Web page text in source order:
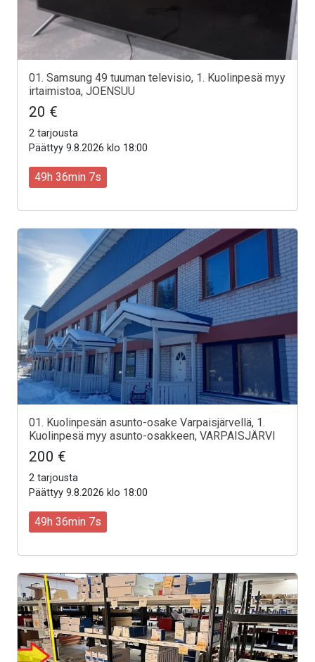
01. Samsung 49 tuuman televisio, 1. Kuolinpesä myy
irtaimistoa, JOENSUU
20 €
2 tarjousta
Päättyy 9.8.2026 klo 18:00
49h 36min 5s
01. Kuolinpesän asunto-osake Varpaisjärvellä, 1.
Kuolinpesä myy asunto-osakkeen, VARPAISJÄRVI
200 €
2 tarjousta
Päättyy 9.8.2026 klo 18:00
49h 36min 5s